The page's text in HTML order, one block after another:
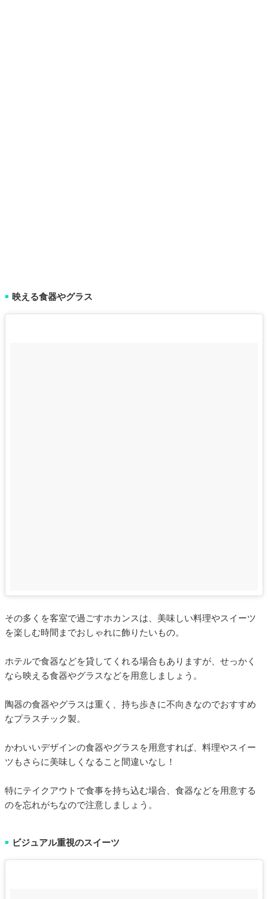
■ 映える食器やグラス
その多くを客室で過ごすホカンスは、美味しい料理やスイーツ
を楽しむ時間までおしゃれに飾りたいもの。
ホテルで食器などを貸してくれる場合もありますが、せっかく
なら映える食器やグラスなどを用意しましょう。
陶器の食器やグラスは重く、持ち歩きに不向きなのでおすすめ
なプラスチック製。
かわいいデザインの食器やグラスを用意すれば、料理やスイー
ツもさらに美味しくなること間違いなし！
特にテイクアウトで食事を持ち込む場合、食器などを用意する
のを忘れがちなので注意しましょう。
■ ビジュアル重視のスイーツ